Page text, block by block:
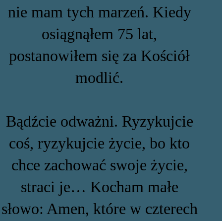
nie mam tych marzeń. Kiedy
osiągnąłem 75 lat,
postanowiłem się za Kościół
modlić.
Bądźcie odważni. Ryzykujcie
coś, ryzykujcie życie, bo kto
chce zachować swoje życie,
straci je… Kocham małe
słowo: Amen, które w czterech